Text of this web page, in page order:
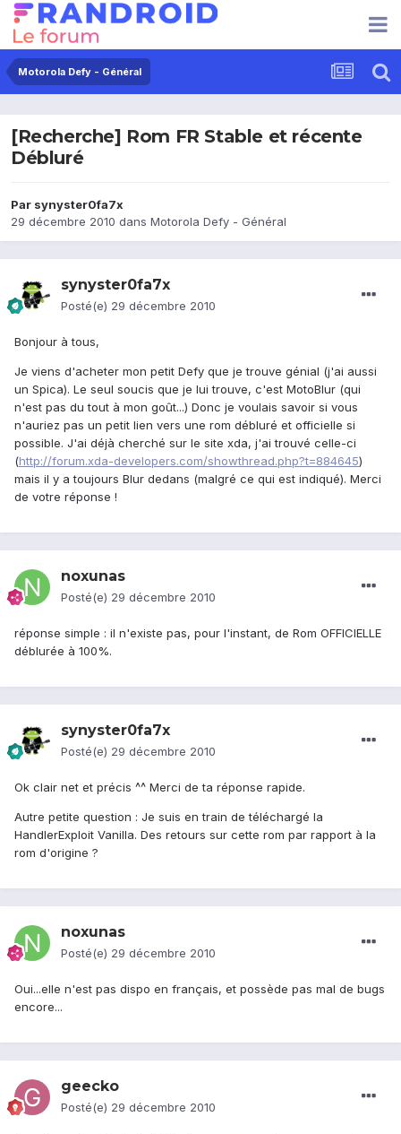
Motorola Defy - Général
[Recherche] Rom FR Stable et récente
Débluré
Par synyster0fa7x
29 décembre 2010 dans Motorola Defy - Général
synyster0fa7x
Posté(e) 29 décembre 2010
Bonjour à tous,
Je viens d'acheter mon petit Defy que je trouve génial (j'ai aussi
un Spica). Le seul soucis que je lui trouve, c'est MotoBlur (qui
n'est pas du tout à mon goût...) Donc je voulais savoir si vous
n'auriez pas un petit lien vers une rom débluré et officielle si
possible. J'ai déjà cherché sur le site xda, j'ai trouvé celle-ci
(http://forum.xda-developers.com/showthread.php?t=884645)
mais il y a toujours Blur dedans (malgré ce qui est indiqué). Merci
de votre réponse !
noxunas
Posté(e) 29 décembre 2010
réponse simple : il n'existe pas, pour l'instant, de Rom OFFICIELLE
déblurée à 100%.
synyster0fa7x
Posté(e) 29 décembre 2010
Ok clair net et précis ^^ Merci de ta réponse rapide.
Autre petite question : Je suis en train de téléchargé la
HandlerExploit Vanilla. Des retours sur cette rom par rapport à la
rom d'origine ?
noxunas
Posté(e) 29 décembre 2010
Oui...elle n'est pas dispo en français, et possède pas mal de bugs
encore...
geecko
Posté(e) 29 décembre 2010